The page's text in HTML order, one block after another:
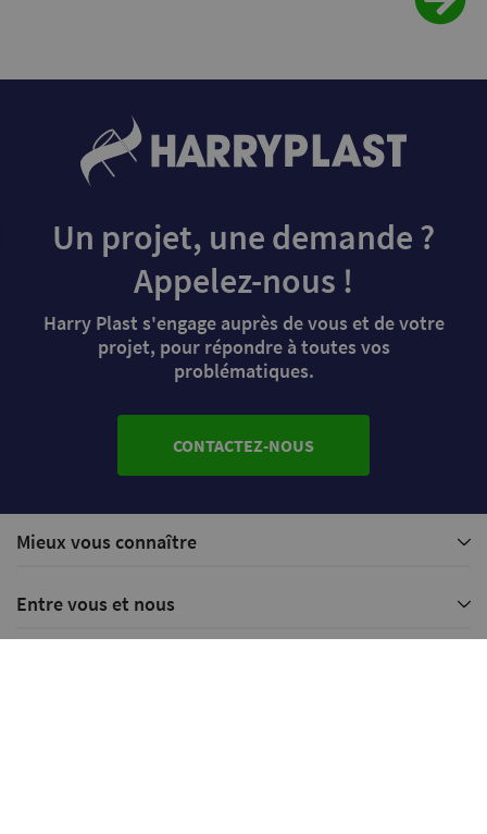
Un projet, une demande ?
Appelez-nous !
Harry Plast s'engage auprès de vous et de votre
projet, pour répondre à toutes vos
problématiques.
CONTACTEZ-NOUS
Mieux vous connaître
Entre vous et nous